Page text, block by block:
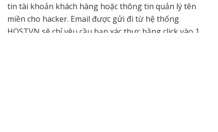
tin tài khoản khách hàng hoặc thông tin quản lý tên
miền cho hacker. Email được gửi đi từ hệ thống
HOSTVN sẽ chỉ yêu cầu bạn xác thực bằng click vào 1